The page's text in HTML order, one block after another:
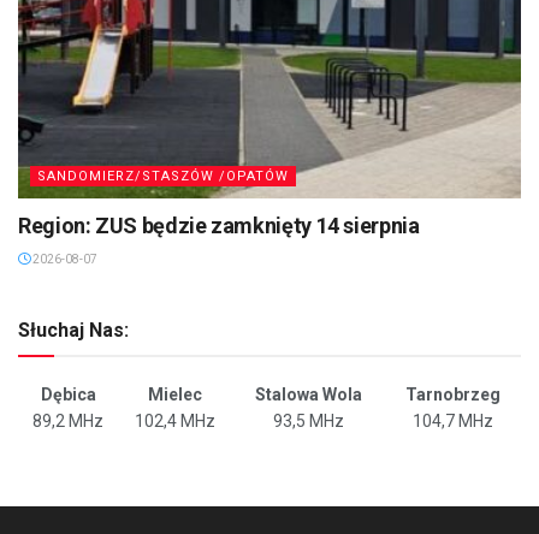
SANDOMIERZ/STASZÓW /OPATÓW
Region: ZUS będzie zamknięty 14 sierpnia
2026-08-07
Słuchaj Nas:
Dębica Mielec Stalowa Wola
Tarnobrzeg
89,2 MHz
102,4 MHz 93,5 MHz 104,7 MHz